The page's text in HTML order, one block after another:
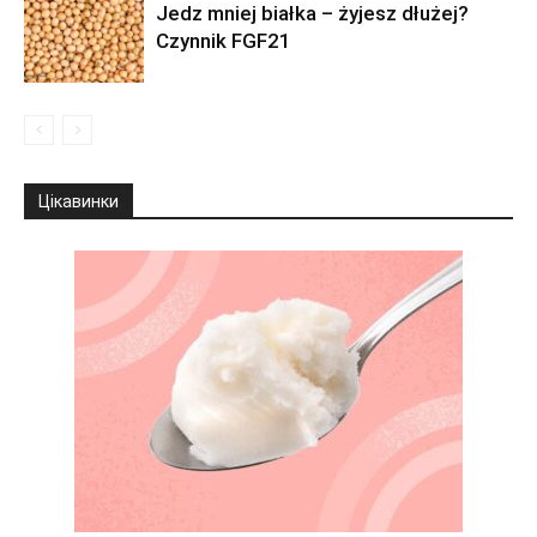
Jedz mniej białka – żyjesz dłużej?
Czynnik FGF21
Цікавинки